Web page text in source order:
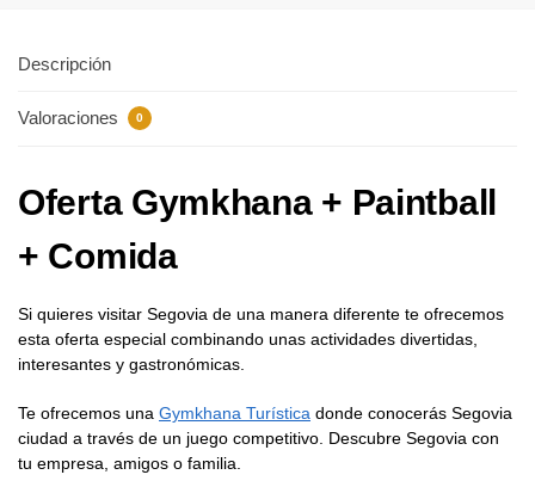
Descripción
Valoraciones 0
Oferta Gymkhana + Paintball
+ Comida
Si quieres visitar Segovia de una manera diferente te ofrecemos
esta oferta especial combinando unas actividades divertidas,
interesantes y gastronómicas.
Te ofrecemos una Gymkhana Turística donde conocerás Segovia
ciudad a través de un juego competitivo. Descubre Segovia con
tu empresa, amigos o familia.